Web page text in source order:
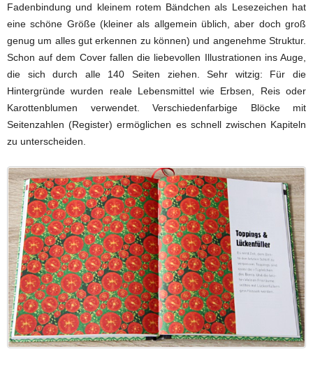
Fadenbindung und kleinem rotem Bändchen als Lesezeichen hat
eine schöne Größe (kleiner als allgemein üblich, aber doch groß
genug um alles gut erkennen zu können) und angenehme Struktur.
Schon auf dem Cover fallen die liebevollen Illustrationen ins Auge,
die sich durch alle 140 Seiten ziehen. Sehr witzig: Für die
Hintergründe wurden reale Lebensmittel wie Erbsen, Reis oder
Karottenblumen verwendet. Verschiedenfarbige Blöcke mit
Seitenzahlen (Register) ermöglichen es schnell zwischen Kapiteln
zu unterscheiden.